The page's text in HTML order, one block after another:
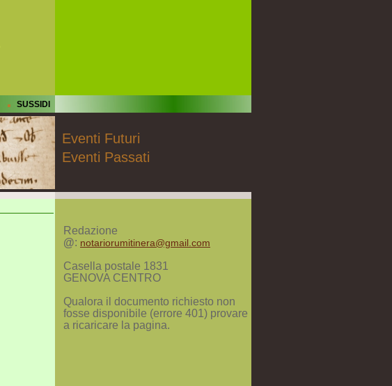
SUSSIDI
Eventi Futuri
Eventi Passati
Redazione
@: notariorumitinera@gmail.com
Casella postale 1831
GENOVA CENTRO
Qualora il documento richiesto non
fosse disponibile (errore 401) provare
a ricaricare la pagina.